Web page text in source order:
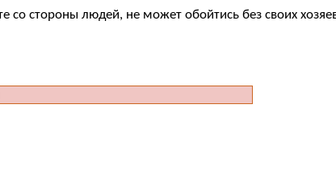
стороны людей, не может обойтись без своих